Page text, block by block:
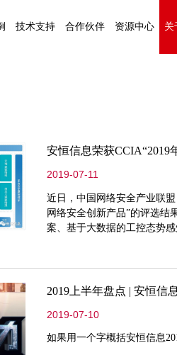
技术支持 合作伙伴 资源中心 关
2019-07-11
近日，中国网络安全产业联
网络安全创新产品”的评选结
案、基于大数据的工控态势
2019上半年盘点 | 安恒信
2019-07-10
如果用一个字概括安恒信息